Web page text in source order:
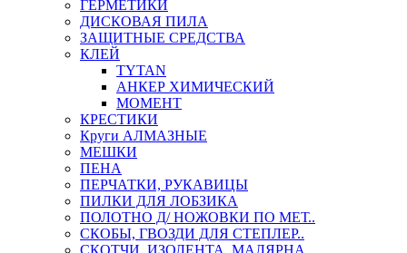
ГЕРМЕТИКИ
ДИСКОВАЯ ПИЛА
ЗАЩИТНЫЕ СРЕДСТВА
КЛЕЙ
TYTAN
АНКЕР ХИМИЧЕСКИЙ
МОМЕНТ
КРЕСТИКИ
Круги АЛМАЗНЫЕ
МЕШКИ
ПЕНА
ПЕРЧАТКИ, РУКАВИЦЫ
ПИЛКИ ДЛЯ ЛОБЗИКА
ПОЛОТНО Д/ НОЖОВКИ ПО МЕТ..
СКОБЫ, ГВОЗДИ ДЛЯ СТЕПЛЕР..
СКОТЧИ, ИЗОЛЕНТА, МАЛЯРНА..